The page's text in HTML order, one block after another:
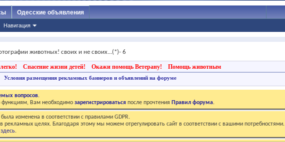
Навигация
Одесские объявления
животных! своих и не своих...(*)- 6
Спасение жизни детей! Окажи помощь Ветерану! Помощь животным
Условия размещения рекламных баннеров и объявлений на форуме
вопросов.
функциям, Вам необходимо зарегистрироваться после прочтения Правил форума.
изменена в соответствии с правилами GDPR.
рекламных целях. Благодаря этому мы можем отрегулировать сайт в соответствии с вашими потребностями.
.